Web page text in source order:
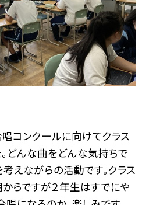
コンクールに向けてクラス
どんな曲をどんな気持ちで
えながらの活動です。クラス
らですが２年生はすでにや